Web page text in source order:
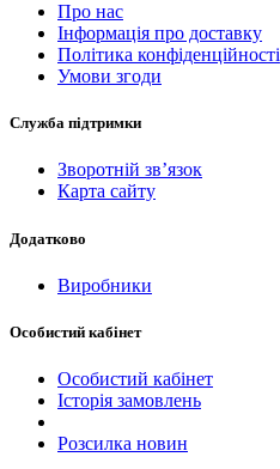
Про нас
Інформація про доставку
Політика конфіденційності
Умови згоди
Служба підтримки
Зворотній зв’язок
Карта сайту
Додатково
Виробники
Особистий кабінет
Особистий кабінет
Історія замовлень
Розсилка новин